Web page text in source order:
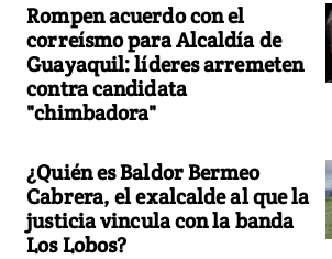
Rompen acuerdo con el
correísmo para Alcaldía de
Guayaquil: líderes arremeten
contra candidata
"chimbadora"
¿Quién es Baldor Bermeo
Cabrera, el exalcalde al que la
justicia vincula con la banda
Los Lobos?